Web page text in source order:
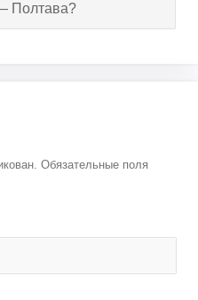
Полтава?
Обязательные поля